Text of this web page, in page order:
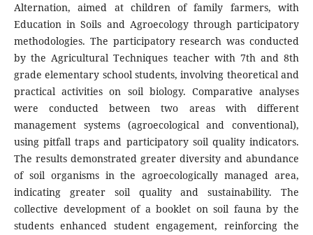
Alternation, aimed at children of family farmers, with
Education in Soils and Agroecology through participatory
methodologies. The participatory research was conducted
by the Agricultural Techniques teacher with 7th and 8th
grade elementary school students, involving theoretical and
practical activities on soil biology. Comparative analyses
were conducted between two areas with different
management systems (agroecological and conventional),
using pitfall traps and participatory soil quality indicators.
The results demonstrated greater diversity and abundance
of soil organisms in the agroecologically managed area,
indicating greater soil quality and sustainability. The
collective development of a booklet on soil fauna by the
students enhanced student engagement, reinforcing the